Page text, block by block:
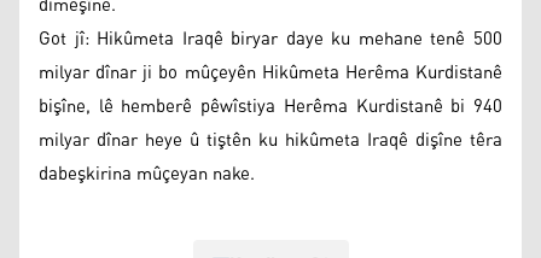
Got jî: Hikûmeta Iraqê biryar daye ku mehane tenê 500
milyar dînar ji bo mûçeyên Hikûmeta Herêma Kurdistanê
bişîne, lê hemberê pêwîstiya Herêma Kurdistanê bi 940
milyar dînar heye û tiştên ku hikûmeta Iraqê dişîne têra
dabeşkirina mûçeyan nake.